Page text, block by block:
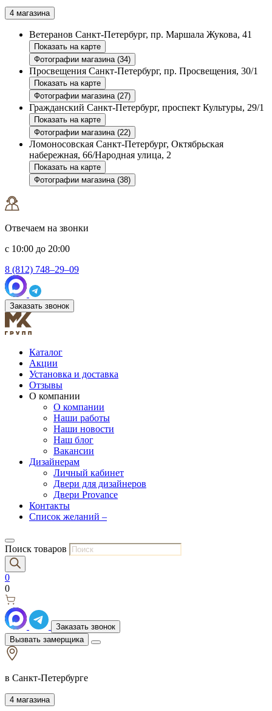
4 магазина
Ветеранов Санкт-Петербург, пр. Маршала Жукова, 41
Показать на карте
Фотографии магазина (34)
Просвещения Санкт-Петербург, пр. Просвещения, 30/1
Показать на карте
Фотографии магазина (27)
Гражданский Санкт-Петербург, проспект Культуры, 29/1
Показать на карте
Фотографии магазина (22)
Ломоносовская Санкт-Петербург, Октябрьская
набережная, 66/Народная улица, 2
Показать на карте
Фотографии магазина (38)
Отвечаем на звонки
с 10:00 до 20:00
8 (812) 748–29–09
Заказать звонок
Каталог
Акции
Установка и доставка
Отзывы
О компании
О компании
Наши работы
Наши новости
Наш блог
Вакансии
Дизайнерам
Личный кабинет
Двери для дизайнеров
Двери Provance
Контакты
Список желаний –
Поиск товаров
0
0
Заказать звонок
Вызвать замерщика
в Санкт-Петербурге
4 магазина